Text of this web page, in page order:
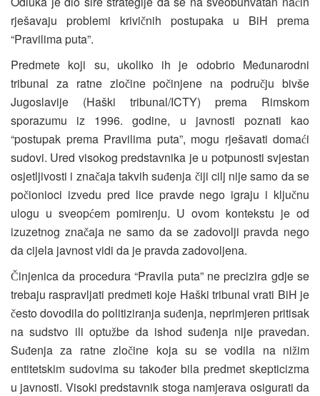
rješavaju problemi krivičnih postupaka u BiH prema
“Pravilima puta”.
Predmete koji su, ukoliko ih je odobrio Međunarodni
tribunal za ratne zločine počinjene na području bivše
Jugoslavije (Haški tribunal/ICTY) prema Rimskom
sporazumu iz 1996. godine, u javnosti poznati kao
“postupak prema Pravilima puta”, mogu rješavati domaći
sudovi. Ured visokog predstavnika je u potpunosti svjestan
osjetljivosti i značaja takvih suđenja čiji cilj nije samo da se
počionioci izvedu pred lice pravde nego igraju i ključnu
ulogu u sveopćem pomirenju. U ovom kontekstu je od
izuzetnog značaja ne samo da se zadovolji pravda nego
da cijela javnost vidi da je pravda zadovoljena.
Činjenica da procedura “Pravila puta” ne precizira gdje se
trebaju raspravljati predmeti koje Haški tribunal vrati BiH je
često dovodila do politiziranja suđenja, neprimjeren pritisak
na sudstvo ili optužbe da ishod suđenja nije pravedan.
Suđenja za ratne zločine koja su se vodila na nižim
entitetskim sudovima su također bila predmet skepticizma
u javnosti. Visoki predstavnik stoga namjerava osigurati da